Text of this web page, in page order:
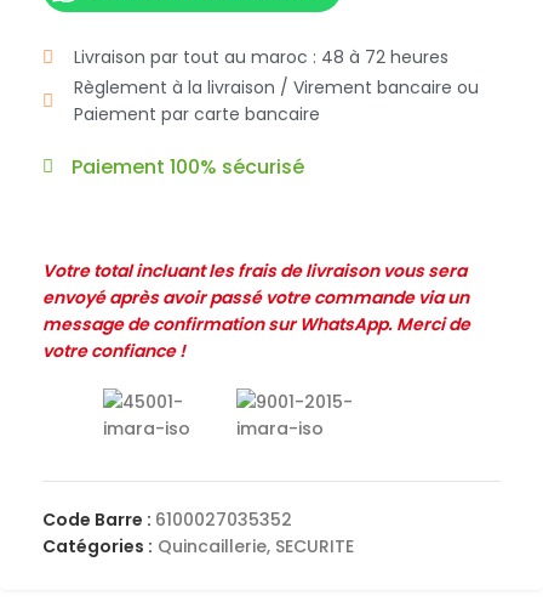
Livraison par tout au maroc : 48 à 72 heures
Règlement à la livraison / Virement bancaire ou
Paiement par carte bancaire
Paiement 100% sécurisé
Votre total incluant les frais de livraison vous sera
envoyé après avoir passé votre commande via un
message de confirmation sur WhatsApp. Merci de
votre confiance !
Code Barre : 6100027035352
Catégories : Quincaillerie, SECURITE